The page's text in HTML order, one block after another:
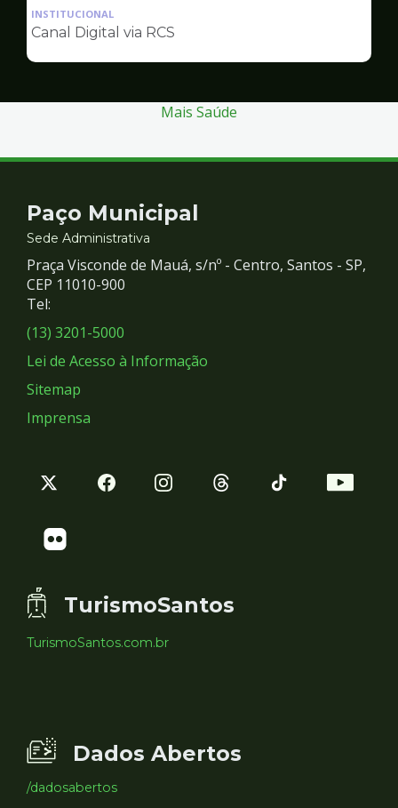
Comunicação
INSTITUCIONAL
Canal Digital via RCS
Mais Saúde
Contato
e
Redes
Sociais
Paço Municipal
Sede Administrativa
Praça Visconde de Mauá, s/nº - Centro, Santos - SP,
CEP 11010-900
Tel:
(13) 3201-5000
Lei de Acesso à Informação
Sitemap
Imprensa
TurismoSantos
TurismoSantos.com.br
Dados Abertos
/dadosabertos